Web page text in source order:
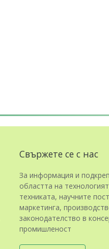
Свържете се с нас
За информация и
областта на
техниката, научните
маркетинга,
законодателство в
промишленост